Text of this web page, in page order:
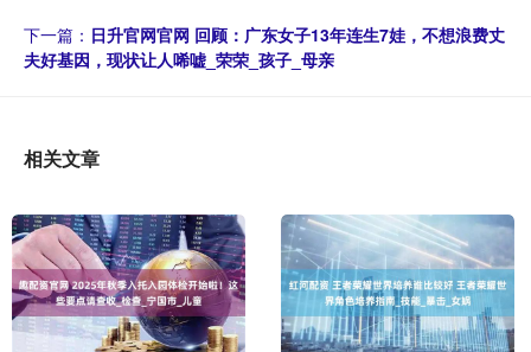
下一篇： 日升官网官网 回顾：广东女子13年连生7娃，不想浪费丈
夫好基因，现状让人唏嘘_荣荣_孩子_母亲
相关文章